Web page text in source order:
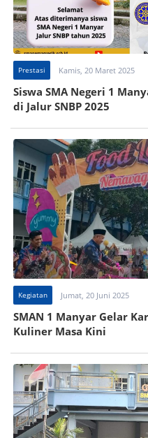
Prestasi Kamis, 20 Maret 2025
Siswa SMA Negeri 1
di Jalur SNBP 2025
Kegiatan Jumat, 20 Juni 2025
SMAN 1 Manyar Gelar
Kuliner Masa Kini